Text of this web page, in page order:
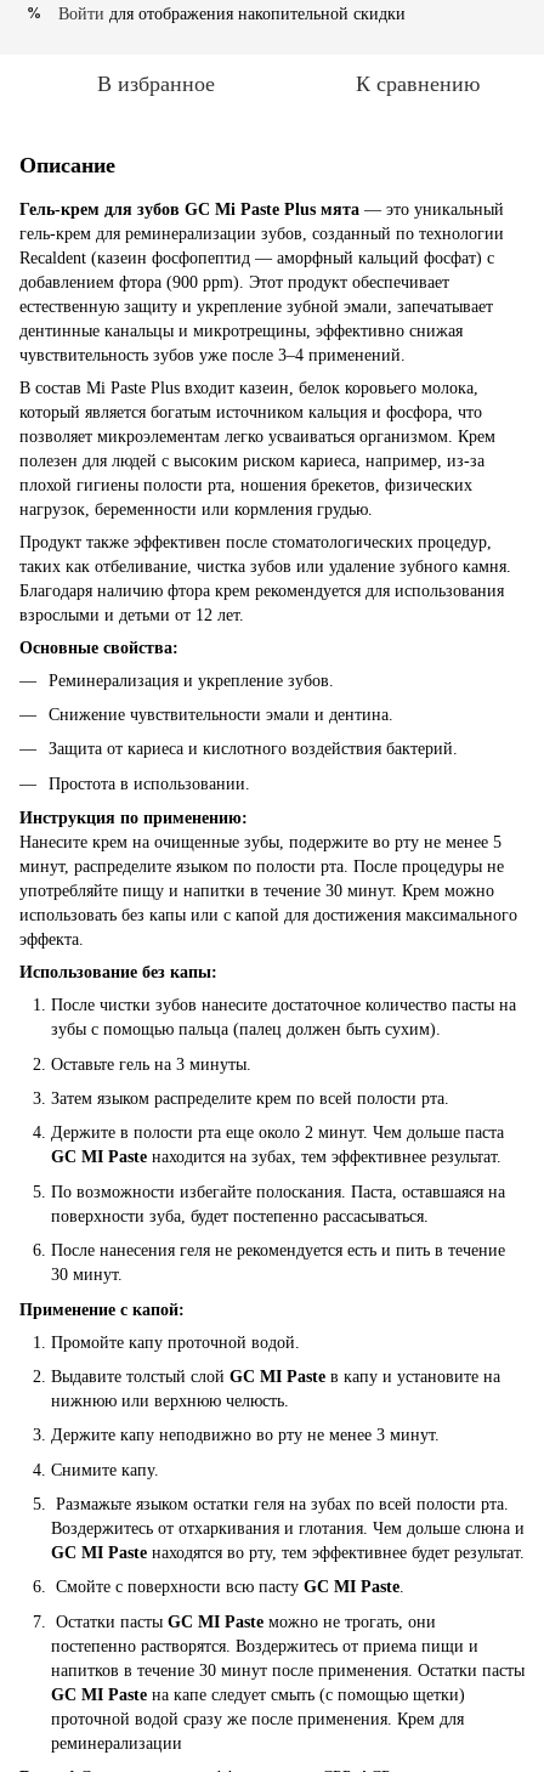
% Войти для отображения накопительной скидки
В избранное К сравнению
Описание
Гель-крем для зубов GC Mi Paste Plus мята — это уникальный
гель-крем для реминерализации зубов, созданный по технологии
Recaldent (казеин фосфопептид — аморфный кальций фосфат) с
добавлением фтора (900 ppm). Этот продукт обеспечивает
естественную защиту и укрепление зубной эмали, запечатывает
дентинные канальцы и микротрещины, эффективно снижая
чувствительность зубов уже после 3–4 применений.
В состав Mi Paste Plus входит казеин, белок коровьего молока,
который является богатым источником кальция и фосфора, что
позволяет микроэлементам легко усваиваться организмом. Крем
полезен для людей с высоким риском кариеса, например, из-за
плохой гигиены полости рта, ношения брекетов, физических
нагрузок, беременности или кормления грудью.
Продукт также эффективен после стоматологических процедур,
таких как отбеливание, чистка зубов или удаление зубного камня.
Благодаря наличию фтора крем рекомендуется для использования
взрослыми и детьми от 12 лет.
Основные свойства:
Реминерализация и укрепление зубов.
Снижение чувствительности эмали и дентина.
Защита от кариеса и кислотного воздействия бактерий.
Простота в использовании.
Инструкция по применению:
Нанесите крем на очищенные зубы, подержите во рту не менее 5
минут, распределите языком по полости рта. После процедуры не
употребляйте пищу и напитки в течение 30 минут. Крем можно
использовать без капы или с капой для достижения максимального
эффекта.
Использование без капы:
После чистки зубов нанесите достаточное количество пасты на
зубы с помощью пальца (палец должен быть сухим).
Оставьте гель на 3 минуты.
Затем языком распределите крем по всей полости рта.
Держите в полости рта еще около 2 минут. Чем дольше паста
GC MI Paste находится на зубах, тем эффективнее результат.
По возможности избегайте полоскания. Паста, оставшаяся на
поверхности зуба, будет постепенно рассасываться.
После нанесения геля не рекомендуется есть и пить в течение
30 минут.
Применение с капой:
Промойте капу проточной водой.
Выдавите толстый слой GC MI Paste в капу и установите на
нижнюю или верхнюю челюсть.
Держите капу неподвижно во рту не менее 3 минут.
Снимите капу.
Размажьте языком остатки геля на зубах по всей полости рта.
Воздержитесь от отхаркивания и глотания. Чем дольше слюна и
GC MI Paste находятся во рту, тем эффективнее будет результат.
Смойте с поверхности всю пасту GC MI Paste.
Остатки пасты GC MI Paste можно не трогать, они
постепенно растворятся. Воздержитесь от приема пищи и
напитков в течение 30 минут после применения. Остатки пасты
GC MI Paste на капе следует смыть (с помощью щетки)
проточной водой сразу же после применения. Крем для
реминерализации